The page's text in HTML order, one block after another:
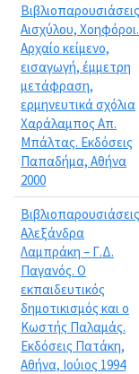
Αισχύλου, Χοηφόροι.
Αρχαίο κείμενο,
εισαγωγή, έμμετρη
μετάφραση,
ερμηνευτικά σχόλια
Χαράλαμπος Απ.
Μπάλτας. Εκδόσεις
Παπαδήμα, Αθήνα
2000
Αλεξάνδρα
Λαμπράκη – Γ.Δ.
Παγανός. Ο
εκπαιδευτικός
δημοτικισμός και ο
Κωστής Παλαμάς.
Εκδόσεις Πατάκη,
Αθήνα, Ιούιος 1994